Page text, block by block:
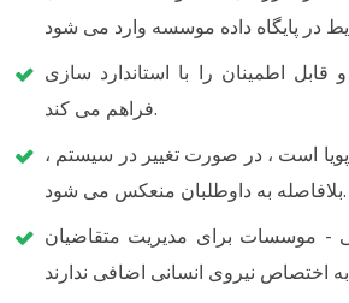
و قابل اطمینان را با استاندارد سازی
فراهم می کند.
است ، در صورت تغییر در سیستم ،
بلافاصله به داوطلبان منعکس می شود.
- موسسات برای مدیریت متقاضیان